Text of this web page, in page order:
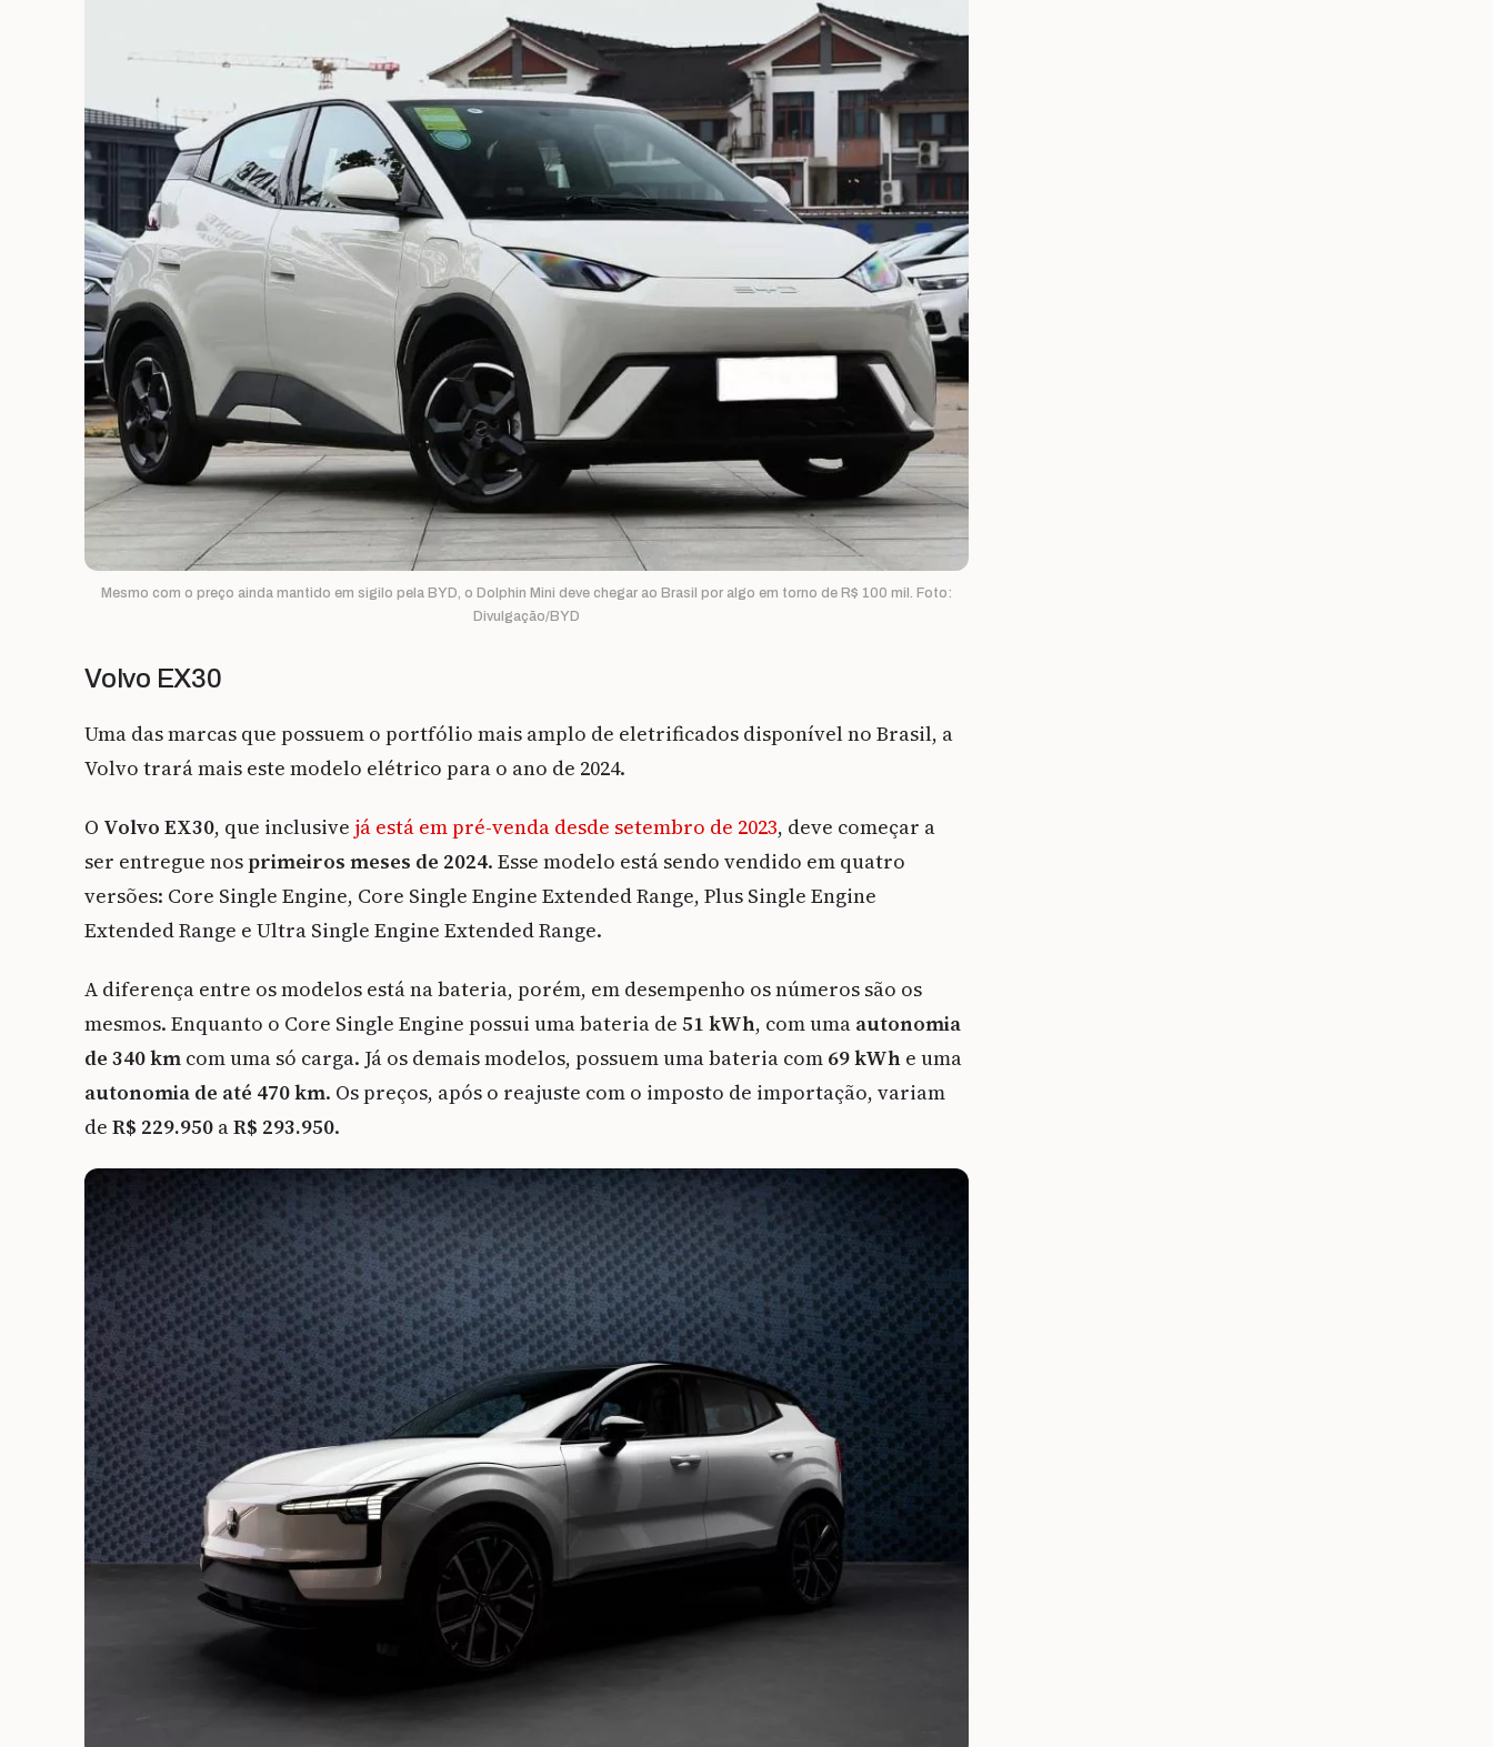
Mesmo com o preço ainda mantido em sigilo pela BYD, o Dolphin Mini deve chegar ao Brasil por algo em torno de R$ 100 mil. Foto:
Divulgação/BYD
Volvo EX30
Uma das marcas que possuem o portfólio mais amplo de eletrificados disponível no Brasil, a
Volvo trará mais este modelo elétrico para o ano de 2024.
O Volvo EX30, que inclusive já está em pré-venda desde setembro de 2023, deve começar a
ser entregue nosprimeiros meses de 2024. Esse modelo está sendo vendido em quatro
versões: Core Single Engine, Core Single Engine Extended Range, Plus Single Engine
Extended Range e Ultra Single Engine Extended Range.
A diferença entre os modelos está na bateria, porém, em desempenho os números são os
mesmos. Enquanto o Core Single Engine possui uma bateria de 51 kWh, com uma autonomia
de 340 km com uma só carga. Já os demais modelos, possuem uma bateria com 69 kWh e uma
autonomia de até 470 km. Os preços, após o reajuste com o imposto de importação, variam
de R$ 229.950 aR$ 293.950.